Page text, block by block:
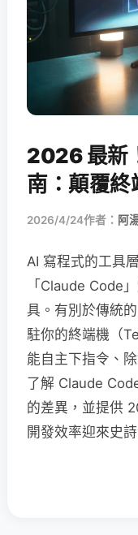
2026 最新
南：顛覆終
2026/4/24作者： 阿
AI 寫程式的工具
「Claude Code
具。有別於傳統
駐你的終端機（
能自主下指令、
了解 Claude
的差異，並提供
開發效率迎來史